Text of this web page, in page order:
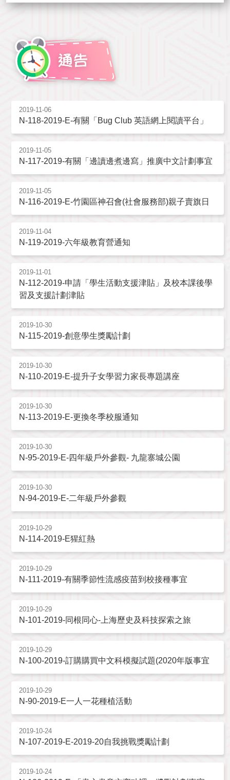
2019-11-06
N-118-2019-E-有關「Bug Club 英語網上閱讀平台」
2019-11-05
N-117-2019-有關「邊讀邊煮邊寫」推廣中文計劃事宜
2019-11-05
N-116-2019-E-竹園區神召會(社會服務部)親子賣旗日
2019-11-04
N-119-2019-六年級教育營通知
2019-11-01
N-112-2019-申請「學生活動支援津貼」及校本課後學
習及支援計劃津貼
2019-10-30
N-115-2019-創意學生獎勵計劃
2019-10-30
N-110-2019-E-提升子女學習力家長專題講座
2019-10-30
N-113-2019-E-更換冬季校服通知
2019-10-30
N-95-2019-E-四年級戶外參觀- 九龍寨城公園
2019-10-30
N-94-2019-E-二年級戶外參觀
2019-10-29
N-114-2019-E猩紅熱
2019-10-29
N-111-2019-有關季節性流感疫苗到校接種事宜
2019-10-29
N-101-2019-同根同心-上海歷史及科技探索之旅
2019-10-29
N-100-2019-訂購購買中文科模擬試題(2020年版事宜
2019-10-29
N-90-2019-E一人一花種植活動
2019-10-24
N-107-2019-E-2019-20自我挑戰獎勵計劃
2019-10-24